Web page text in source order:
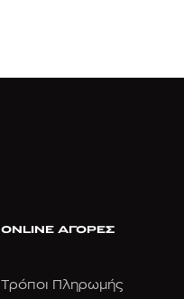
ONLINE ΑΓΟΡΕΣ
Τρόποι Πληρωμής